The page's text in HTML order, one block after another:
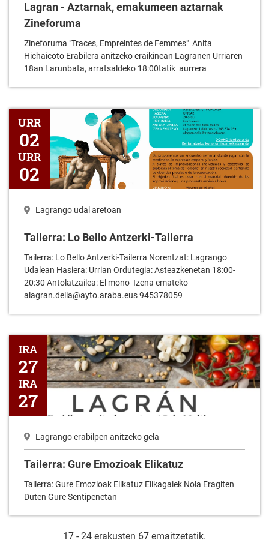
Lagran - Aztarnak, emakumeen aztarnak
Zineforuma
Zineforuma "Traces, Empreintes de Femmes" Anita
Hichaicoto Erabilera anitzeko eraikinean Lagranen Urriaren
18an Larunbata, arratsaldeko 18:00tatik aurrera
Tailerra: Lo Bello Antzerki-Tailerra
URR
02
URR
02
Lagrango udal aretoan
Tailerra: Lo Bello Antzerki-Tailerra
Tailerra: Lo Bello Antzerki-Tailerra Norentzat: Lagrango
Udalean Hasiera: Urrian Ordutegia: Asteazkenetan 18:00-
20:30 Antolatzailea: El mono Izena emateko
alagran.delia@ayto.araba.eus 945378059
Tailerra: Gure Emozioak Elikatuz
IRA
27
IRA
27
Lagrango erabilpen anitzeko gela
Tailerra: Gure Emozioak Elikatuz
Tailerra: Gure Emozioak Elikatuz Elikagaiek Nola Eragiten
Duten Gure Sentipenetan
17 - 24 erakusten 67 emaitzetatik.